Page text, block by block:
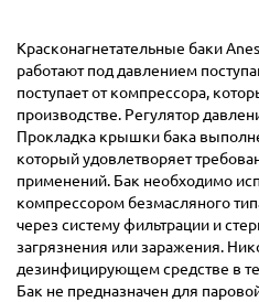
Красконагнетательные баки
работают под давлением
поступает от компрессора,
производстве. Регулятор
Прокладка крышки бака
который удовлетворяет
применений. Бак необходимо
компрессором безмасляного
через систему фильтрации и
загрязнения или заражения.
дезинфицирующем средстве в
Бак не предназначен для